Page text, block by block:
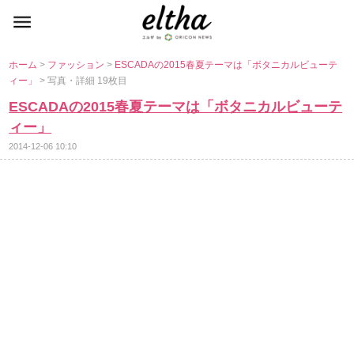
ホーム> ファッション> ESCADAの2015春夏テーマは「ボタニカルビューテ
ィー」> 写真・詳細 19枚目
ESCADAの2015春夏テーマは「ボタニカルビューテ
ィー」
2014-12-06 10:10